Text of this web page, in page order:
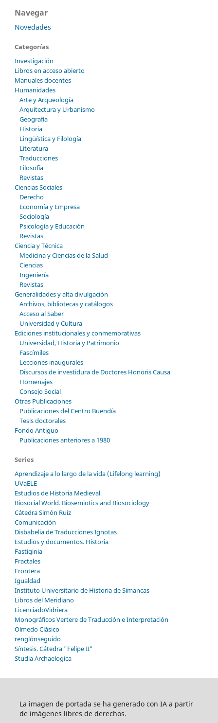
Navegar
Novedades
Categorías
Investigación
Libros en acceso abierto
Manuales docentes
Humanidades
Arte y Arqueología
Arquitectura y Urbanismo
Geografía
Historia
Lingüística y Filología
Literatura
Traducciones
Filosofía
Revistas
Ciencias Sociales
Derecho
Economía y Empresa
Sociología
Psicología y Educación
Revistas
Ciencia y Técnica
Medicina y Ciencias de la Salud
Ciencias
Ingeniería
Revistas
Generalidades y alta divulgación
Archivos, bibliotecas y catálogos
Acceso al Saber
Universidad y Cultura
Ediciones institucionales y conmemorativas
Universidad, Historia y Patrimonio
Fascímiles
Lecciones inaugurales
Discursos de investidura de Doctores Honoris Causa
Homenajes
Consejo Social
Otras Publicaciones
Publicaciones del Centro Buendía
Tesis doctorales
Fondo Antiguo
Publicaciones anteriores a 1980
Series
Aprendizaje a lo largo de la vida (Lifelong learning)
UVaELE
Estudios de Historia Medieval
Biosocial World. Biosemiotics and Biosociology
Cátedra Simón Ruiz
Comunicación
Disbabelia de Traducciones Ignotas
Estudios y documentos. Historia
Fastiginia
Fractales
Frontera
Igualdad
Instituto Universitario de Historia de Simancas
Libros del Meridiano
LicenciadoVidriera
Monográficos Vertere de Traducción e Interpretación
Olmedo Clásico
renglónseguido
Síntesis. Cátedra "Felipe II"
Studia Archaelogica
La imagen de portada se ha generado con IA a partir
de imágenes libres de derechos.